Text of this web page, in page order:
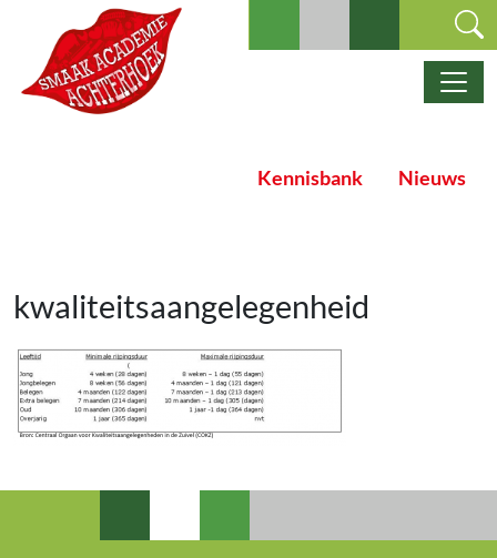
Ga naar de inhoud
Hoofdnavigatie
Kennisbank Nieuws
kwaliteitsaangelegenheid